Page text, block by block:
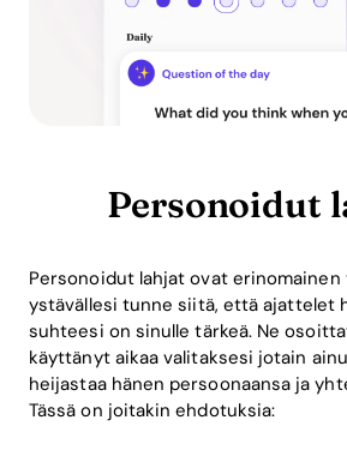
Personoidut
Personoidut lahjat ovat erinomainen
ystävällesi tunne siitä, että ajattelet
suhteesi on sinulle tärkeä. Ne
käyttänyt aikaa valitaksesi jotain
heijastaa hänen persoonaansa ja
Tässä on joitakin ehdotuksia: